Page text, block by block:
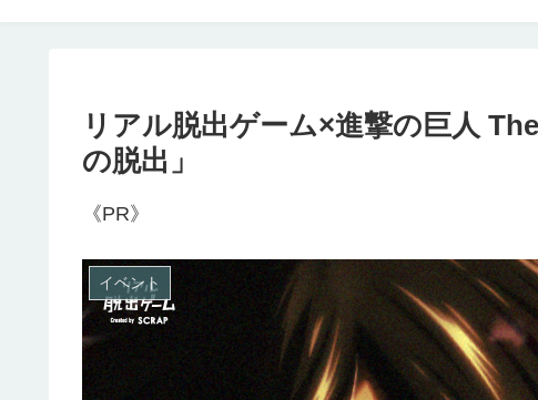
リアル脱出ゲーム×進撃の巨人
の脱出」
《PR》
イベント